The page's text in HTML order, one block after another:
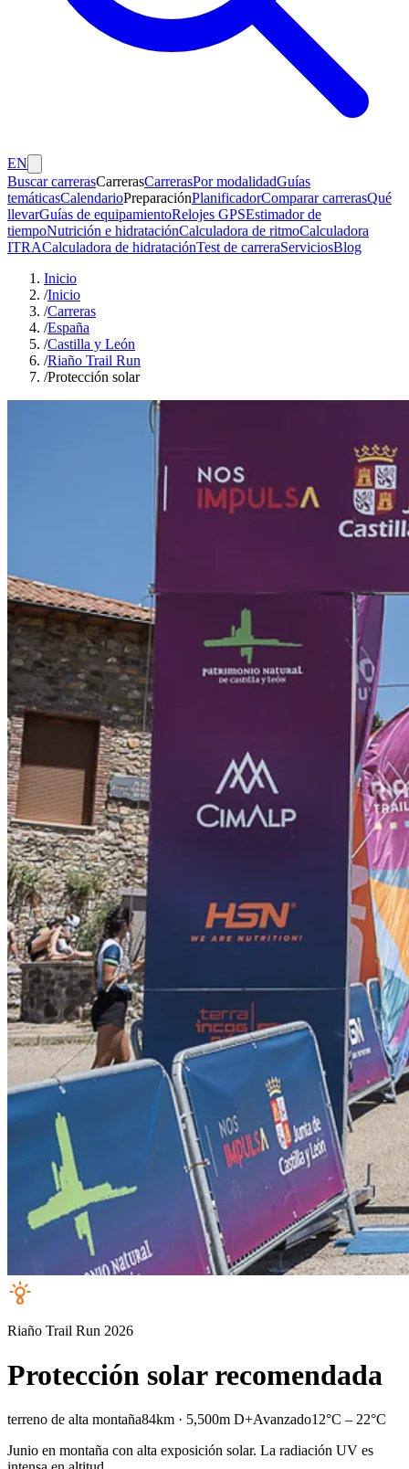
EN
Buscar carrerasCarrerasCarrerasPor modalidadGuías
temáticasCalendarioPreparaciónPlanificadorComparar carrerasQué
llevarGuías de equipamientoRelojes GPSEstimador de
tiempoNutrición e hidrataciónCalculadora de ritmoCalculadora
ITRACalculadora de hidrataciónTest de carreraServiciosBlog
Inicio
/Inicio
/Carreras
/España
/Castilla y León
/Riaño Trail Run
/Protección solar
Riaño Trail Run 2026
Protección solar recomendada
terreno de alta montaña84km · 5,500m D+Avanzado12°C – 22°C
Junio en montaña con alta exposición solar. La radiación UV es